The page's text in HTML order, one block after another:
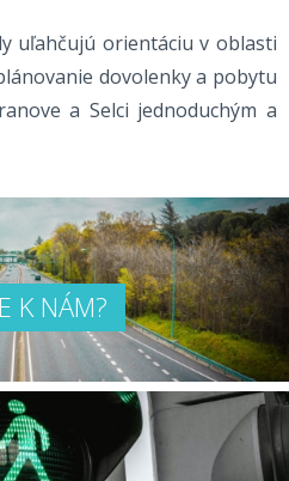
uľahčujú orientáciu v oblasti
dovolenky a pobytu
a Selci jednoduchým a
K NÁM?